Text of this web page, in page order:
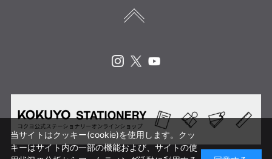
当サイトはクッキー(cookie)を使用します。クッ
キーはサイト内の一部の機能および、サイトの使